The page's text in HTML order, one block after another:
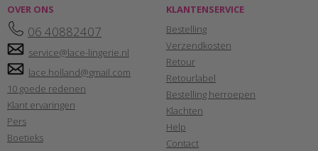
OVER ONS
06 40882407
service@lace-lingerie.nl
lace.holland@gmail.com
10 goede redenen
Klant ervaringen
Pers
Boetieks
KLANTENSERVICE
Bestelling
Verzendkosten
Retour
Retourlabel
Bestelling herroepen
Klachten
Help
Contact